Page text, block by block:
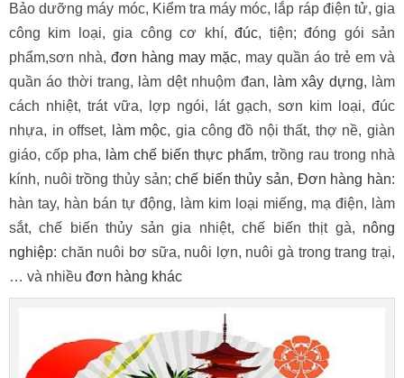
Bảo dưỡng máy móc, Kiểm tra máy móc, lắp ráp điện tử, gia
công kim loại, gia công cơ khí,đúc, tiện; đóng gói sản
phẩm,sơn nhà, đơn hàng may mặc, may quần áo trẻ em và
quần áo thời trang, làm dệt nhuộm đan, làm xây dựng, làm
cách nhiệt, trát vữa, lợp ngói, lát gạch, sơn kim loại, đúc
nhựa, in offset,
làm mộc, gia công đồ nội thất, thợ nề, giàn
giáo, cốp pha, làm chế biến thực phẩm, trồng rau trong nhà
kính, nuôi trồng thủy sản;chế biến thủy sản, Đơn hàng hàn:
hàn tay, hàn bán tự động, làm kim loại miếng, mạ điện, làm
sắt, chế biến thủy sản gia nhiệt, chế biến thịt gà, nông
nghiệp: chăn nuôi bơ sữa, nuôi lợn, nuôi gà trong trang trại,
… và nhiều đơn hàng khác